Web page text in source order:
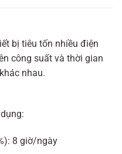
bị tiêu tốn nhiều điện
công suất và thời gian
nhau.
8 giờ/ngày